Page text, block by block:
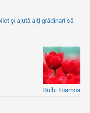
și ajută alți grădinari să
Bulbi Toamna